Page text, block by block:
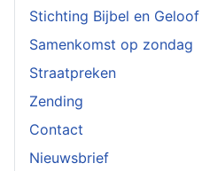
Stichting Bijbel en Geloof
Samenkomst op zondag
Straatpreken
Zending
Contact
Nieuwsbrief